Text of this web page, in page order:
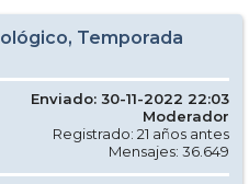
Temporada
Enviado: 30-11-2022 22:03
Moderador
Registrado: 21 años antes
Mensajes: 36.649